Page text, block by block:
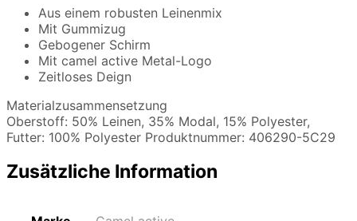
Aus einem robusten Leinenmix
Mit Gummizug
Gebogener Schirm
Mit camel active Metal-Logo
Zeitloses Deign
Materialzusammensetzung
Oberstoff: 50% Leinen, 35% Modal, 15% Polyester,
Futter: 100% Polyester Produktnummer: 406290-5C29
Zusätzliche Information